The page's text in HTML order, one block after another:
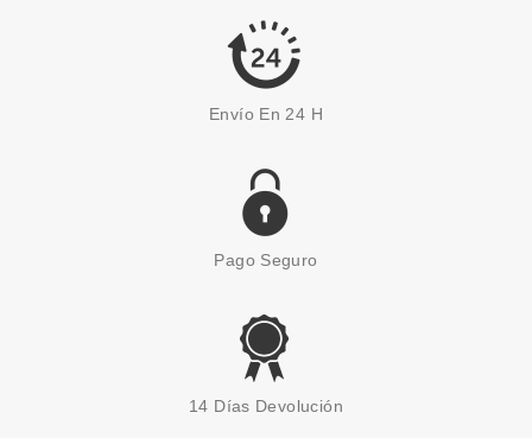
1.85€
CATRICE
EYELINER LIQUID EFFECT 020
Envío En 24 H
Pago Seguro
14 Días Devolución